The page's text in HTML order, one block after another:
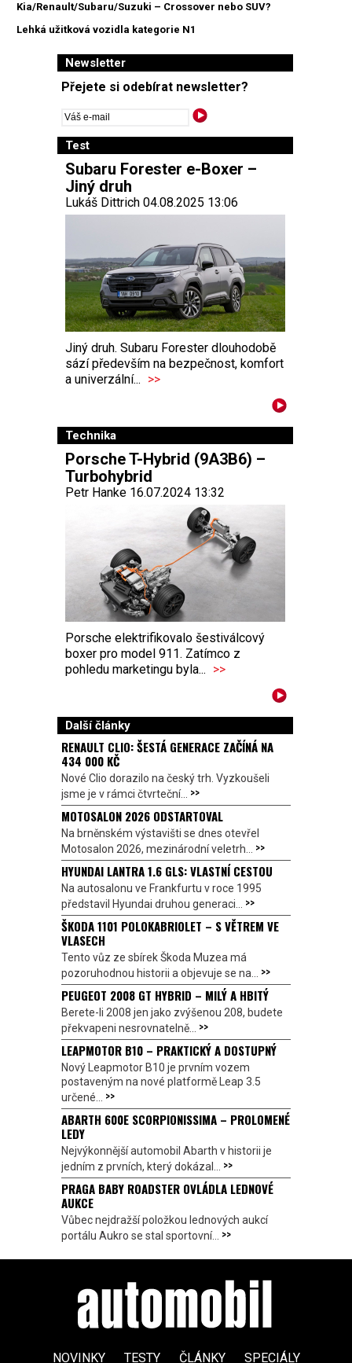
Kia/Renault/Subaru/Suzuki – Crossover nebo SUV?
Lehká užitková vozidla kategorie N1
Newsletter
Přejete si odebírat newsletter?
Test
Subaru Forester e-Boxer –
Jiný druh
Lukáš Dittrich 04.08.2025 13:06
Jiný druh. Subaru Forester dlouhodobě
sází především na bezpečnost, komfort
a univerzální... >>
Technika
Porsche T-Hybrid (9A3B6) –
Turbohybrid
Petr Hanke 16.07.2024 13:32
Porsche elektrifikovalo šestiválcový
boxer pro model 911. Zatímco z
pohledu marketingu byla... >>
Další články
RENAULT CLIO: ŠESTÁ GENERACE ZAČÍNÁ NA
434 000 KČ
Nové Clio dorazilo na český trh. Vyzkoušeli
jsme je v rámci čtvrteční... >>
MOTOSALON 2026 ODSTARTOVAL
Na brněnském výstavišti se dnes otevřel
Motosalon 2026, mezinárodní veletrh... >>
HYUNDAI LANTRA 1.6 GLS: VLASTNÍ CESTOU
Na autosalonu ve Frankfurtu v roce 1995
představil Hyundai druhou generaci... >>
ŠKODA 1101 POLOKABRIOLET – S VĚTREM VE
VLASECH
Tento vůz ze sbírek Škoda Muzea má
pozoruhodnou historii a objevuje se na... >>
PEUGEOT 2008 GT HYBRID – MILÝ A HBITÝ
Berete-li 2008 jen jako zvýšenou 208, budete
překvapeni nesrovnatelně... >>
LEAPMOTOR B10 – PRAKTICKÝ A DOSTUPNÝ
Nový Leapmotor B10 je prvním vozem
postaveným na nové platformě Leap 3.5
určené... >>
ABARTH 600E SCORPIONISSIMA – PROLOMENÉ
LEDY
Nejvýkonnější automobil Abarth v historii je
jedním z prvních, který dokázal... >>
PRAGA BABY ROADSTER OVLÁDLA LEDNOVÉ
AUKCE
Vůbec nejdražší položkou lednových aukcí
portálu Aukro se stal sportovní... >>
NOVINKY TESTY ČLÁNKY SPECIÁLY